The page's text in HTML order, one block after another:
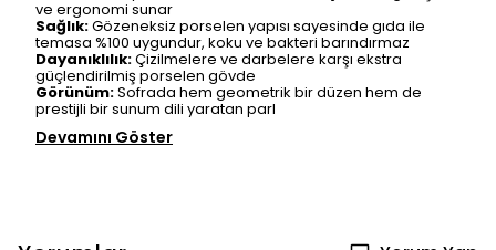
ve ergonomi sunar
Sağlık:Gözeneksiz porselen yapısı sayesinde gıda ile
temasa %100 uygundur, koku ve bakteri barındırmaz
Dayanıklılık:Çizilmelere ve darbelere karşı ekstra
güçlendirilmiş porselen gövde
Görünüm:Sofrada hem geometrik bir düzen hem de
prestijli bir sunum dili yaratan parl
Devamını Göster